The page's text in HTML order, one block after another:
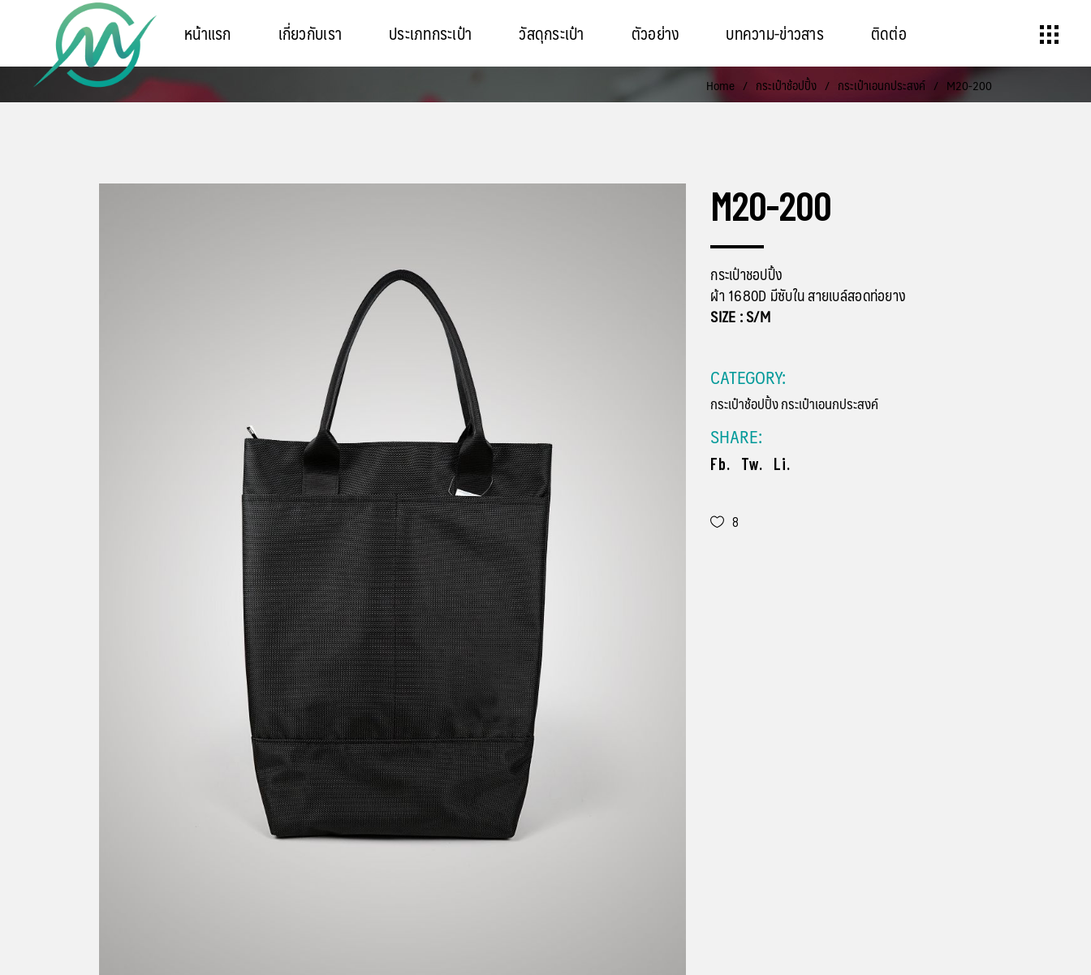
หน้าแรก เกี่ยวกับเรา ประเภทกระเป๋า วัสดุกระเป๋า ตัวอย่าง บทความ-ข่าวสาร ติดต่อ
Home / กระเป๋าช้อปปิ้ง / กระเป๋าเอนกประสงค์ / M20-200
M20-200
กระเป๋าชอปปิ้ง
ผ้า 1680D มีซับใน สายเบล์สอดท่อยาง
SIZE : S/M
CATEGORY:
กระเป๋าช้อปปิ้งกระเป๋าเอนกประสงค์
SHARE:
Fb. Tw. Li.
8